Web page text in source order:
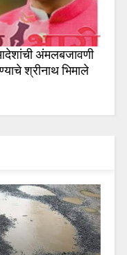
अंमलबजावणी
श्रीनाथ भिमाले